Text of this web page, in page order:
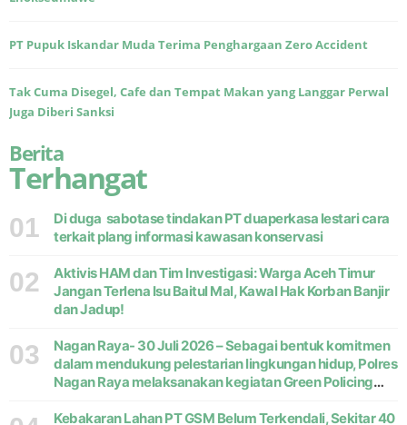
PT Pupuk Iskandar Muda Terima Penghargaan Zero Accident
Tak Cuma Disegel, Cafe dan Tempat Makan yang Langgar Perwal
Juga Diberi Sanksi
Berita
Terhangat
01
Di duga sabotase tindakan PT duaperkasa lestari cara
terkait plang informasi kawasan konservasi
02
Aktivis HAM dan Tim Investigasi: Warga Aceh Timur
Jangan Terlena Isu Baitul Mal, Kawal Hak Korban Banjir
dan Jadup!
03
Nagan Raya- 30 Juli 2026 – Sebagai bentuk komitmen
dalam mendukung pelestarian lingkungan hidup, Polres
Nagan Raya melaksanakan kegiatan Green Policing
Kecamatan Beutong, Kabupaten
Kebakaran Lahan PT GSM Belum Terkendali, Sekitar 40